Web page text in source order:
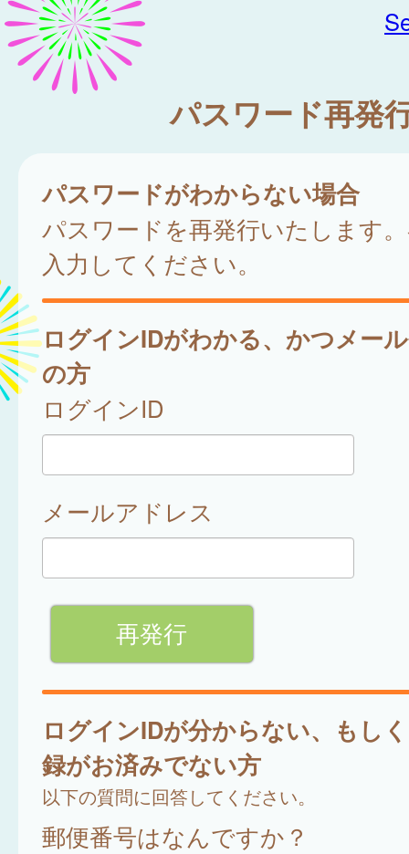
パスワード再発
パスワードがわからない場合
パスワードを再発行いたします
入力してください。
ログインIDがわかる、かつメー
の方
ログインID
メールアドレス
ログインIDが分からない、もし
録がお済みでない方
以下の質問に回答してください。
郵便番号はなんですか？